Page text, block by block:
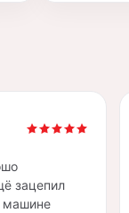
зацепил
машине